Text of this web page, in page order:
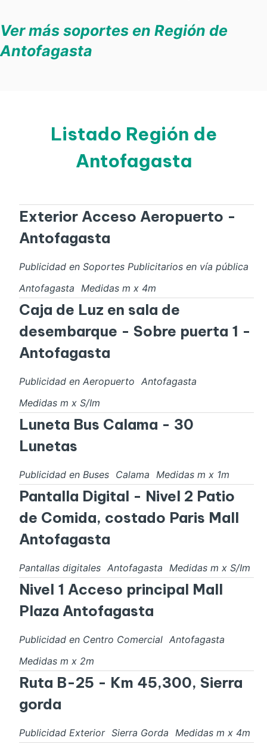
Ver más soportes en Región de
Antofagasta
Listado Región de
Antofagasta
Exterior Acceso Aeropuerto -
Antofagasta
Publicidad en Soportes Publicitarios en vía pública
Antofagasta
Medidas m x 4m
Caja de Luz en sala de
desembarque - Sobre puerta 1 -
Antofagasta
Publicidad en Aeropuerto Antofagasta
Medidas m x S/Im
Luneta Bus Calama - 30
Lunetas
Publicidad en Buses Calama Medidas m x 1m
Pantalla Digital - Nivel 2 Patio
de Comida, costado Paris Mall
Antofagasta
Pantallas digitales Antofagasta Medidas m x S/Im
Nivel 1 Acceso principal Mall
Plaza Antofagasta
Publicidad en Centro Comercial Antofagasta
Medidas m x 2m
Ruta B-25 - Km 45,300, Sierra
gorda
Publicidad Exterior Sierra Gorda Medidas m x 4m